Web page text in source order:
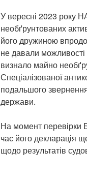
У вересні 2023 року
необґрунтованих
його дружиною
не давали
визнало майно
Спеціалізованої
подальшого
держави.
На момент перевірки
час його декларація
щодо результатів